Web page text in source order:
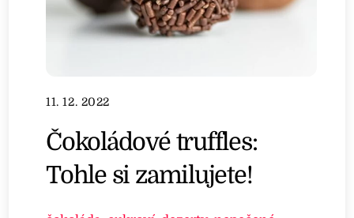
11. 12. 2022
Čokoládové truffles:
Tohle si zamilujete!